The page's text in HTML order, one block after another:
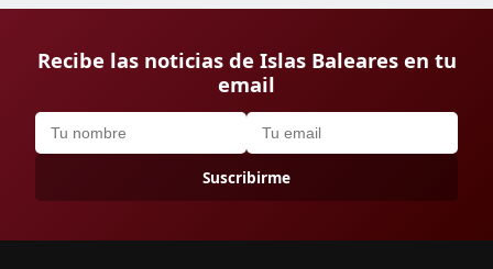
Recibe las noticias de Islas Baleares en tu
email
Suscribirme